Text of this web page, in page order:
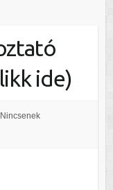
ide)
Nincsenek